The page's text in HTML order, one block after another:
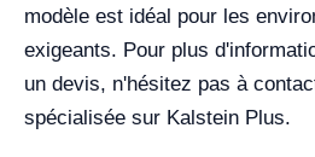
modèle est idéal pour les
exigeants. Pour plus
un devis, n'hésitez pas à
spécialisée sur Kalstein Plus.